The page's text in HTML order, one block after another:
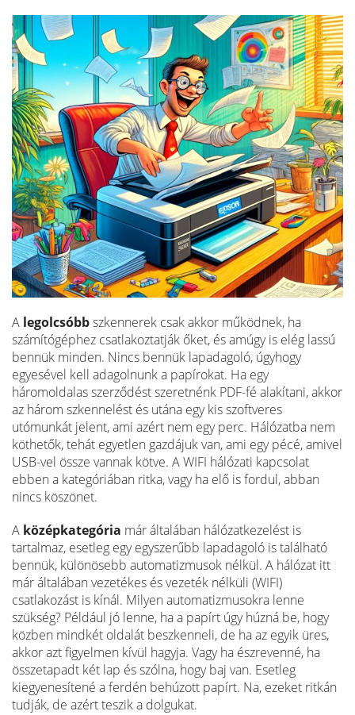
A legolcsóbbszkennerek csak akkor működnek, ha
számítógéphez csatlakoztatják őket, és amúgy is elég lassú
bennük minden. Nincs bennük lapadagoló, úgyhogy
egyesével kell adagolnunk a papírokat. Ha egy
háromoldalas szerződést szeretnénk PDF-fé alakítani, akkor
az három szkennelést és utána egy kis szoftveres
utómunkát jelent, ami azért nem egy perc. Hálózatba nem
köthetők, tehát egyetlen gazdájuk van, ami egy pécé, amivel
USB-vel össze vannak kötve. A WIFI hálózati kapcsolat
ebben a kategóriában ritka, vagy ha elő is fordul, abban
nincs köszönet.
A középkategória már általában hálózatkezelést is
tartalmaz, esetleg egy egyszerűbb lapadagoló is található
bennük, különösebb automatizmusok nélkül. A hálózat itt
már általában vezetékes és vezeték nélküli (WIFI)
csatlakozást is kínál. Milyen automatizmusokra lenne
szükség? Például jó lenne, ha a papírt úgy húzná be, hogy
közben mindkét oldalát beszkenneli, de ha az egyik üres,
akkor azt figyelmen kívül hagyja. Vagy ha észrevenné, ha
összetapadt két lap és szólna, hogy baj van. Esetleg
kiegyenesítené a ferdén behúzott papírt. Na, ezeket ritkán
tudják, de azért teszik a dolgukat.